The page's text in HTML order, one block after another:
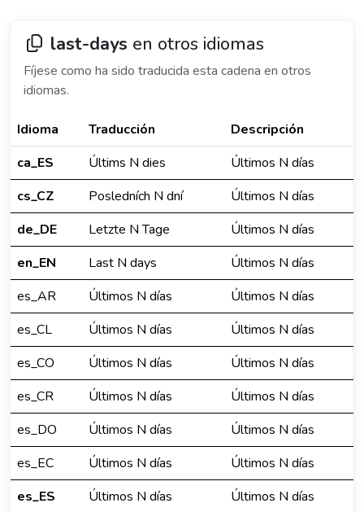
last-days en otros idiomas
Fíjese como ha sido traducida esta cadena en otros
idiomas.
Idioma Traducción
Descripción
ca_ES
Últims N dies
Últimos N días
cs_CZ
Posledních N dní
Últimos N días
de_DE
Letzte N Tage
Últimos N días
en_EN
Last N days
Últimos N días
es_AR
Últimos N días
Últimos N días
es_CL
Últimos N días
Últimos N días
es_CO
Últimos N días
Últimos N días
es_CR
Últimos N días
Últimos N días
es_DO
Últimos N días
Últimos N días
es_EC
Últimos N días
Últimos N días
es_ES
Últimos N días
Últimos N días